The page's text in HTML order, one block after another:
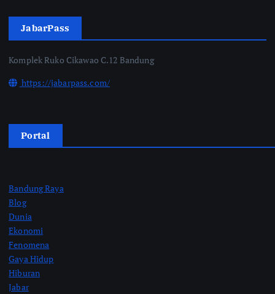
JabarPass
Komplek Ruko Cikawao C.12 Bandung
https://jabarpass.com/
Portal
Bandung Raya
Blog
Dunia
Ekonomi
Fenomena
Gaya Hidup
Hiburan
Jabar